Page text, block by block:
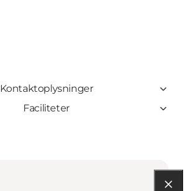
Kontaktoplysninger
Faciliteter